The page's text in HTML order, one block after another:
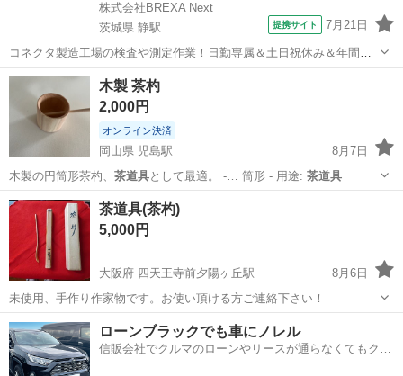
株式会社BREXA Next
茨城県 静駅
提携サイト 7月21日
コネクタ製造工場の検査や測定作業！日勤専属＆土日祝休み＆年間休
日128日★クリーンルーム内作業★マイカー通勤OK＆無料駐車場あり
★就業先食堂利用可！日払い制度あり！《茨城県常陸大宮市》 人気の
工場のお仕事 ◇コネクタ製造工...
茨城 常陸大宮市 静駅
木製 茶杓
2,000円
オンライン決済
岡山県 児島駅
8月7日
木製の円筒形茶杓、 茶道具 として最適。 -… 筒形 - 用途: 茶道具
岡山 倉敷市 児島駅 その他
茶道具(茶杓)
5,000円
大阪府 四天王寺前夕陽ヶ丘駅
8月6日
未使用、手作り作家物です。お使い頂ける方ご連絡下さい！
大阪 大阪市 四天王寺前夕陽ヶ丘駅
ローンブラックでも車にノレル
信販会社でクルマのローンやリースが通らなくてもクル